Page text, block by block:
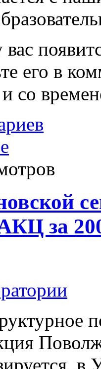
вас
его в
и со
за
в